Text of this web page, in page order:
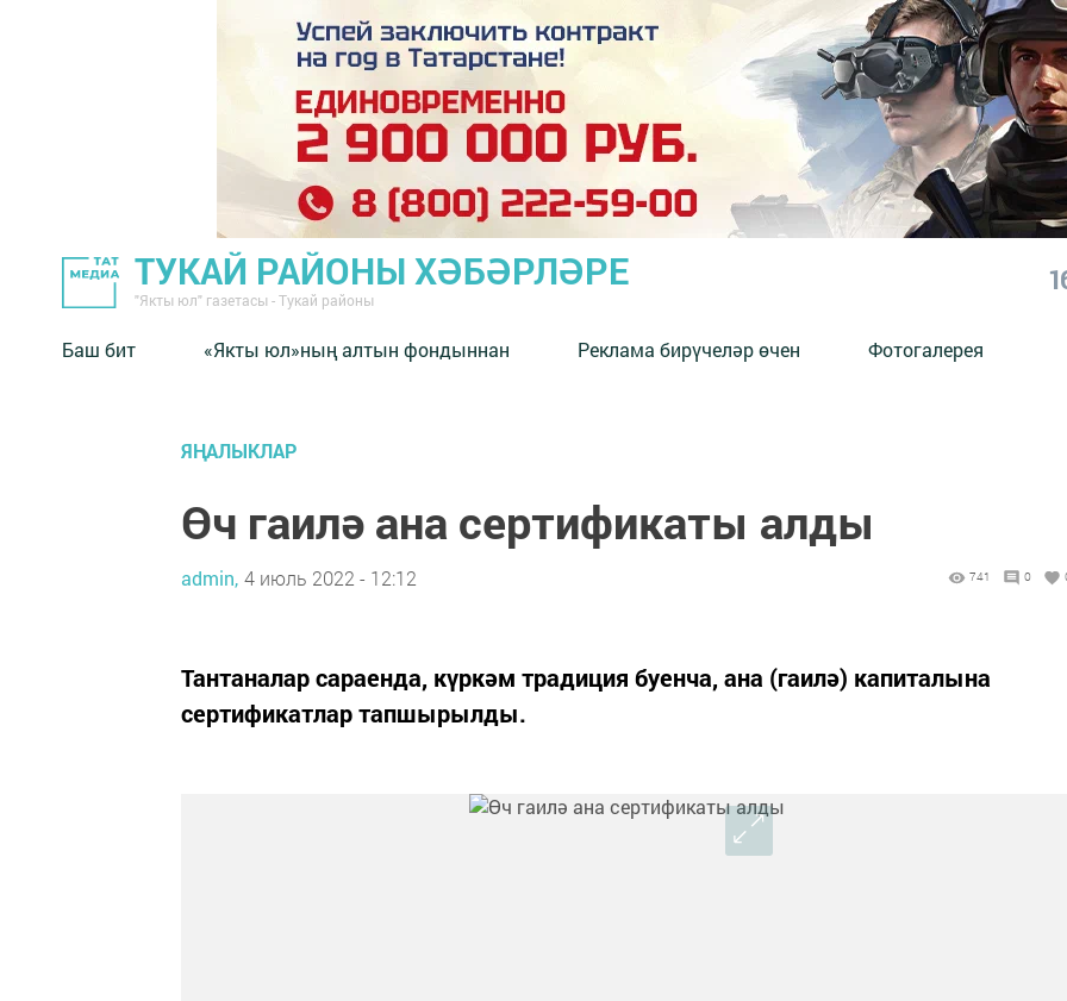
ТУКАЙ РАЙОНЫ ХӘБӘРЛӘРЕ
"Якты юл" газетасы - Тукай районы
Баш бит «Якты юл»ның алтын фондыннан Реклама бирүчеләр өчен Фотогалерея
ЯҢАЛЫКЛАР
Өч гаилә ана сертификаты алды
admin, 4 июль 2022 - 12:12 741 0
Тантаналар сараенда, күркәм традиция буенча, ана (гаилә) капиталына
сертификатлар тапшырылды.